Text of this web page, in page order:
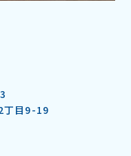
丁目9-19